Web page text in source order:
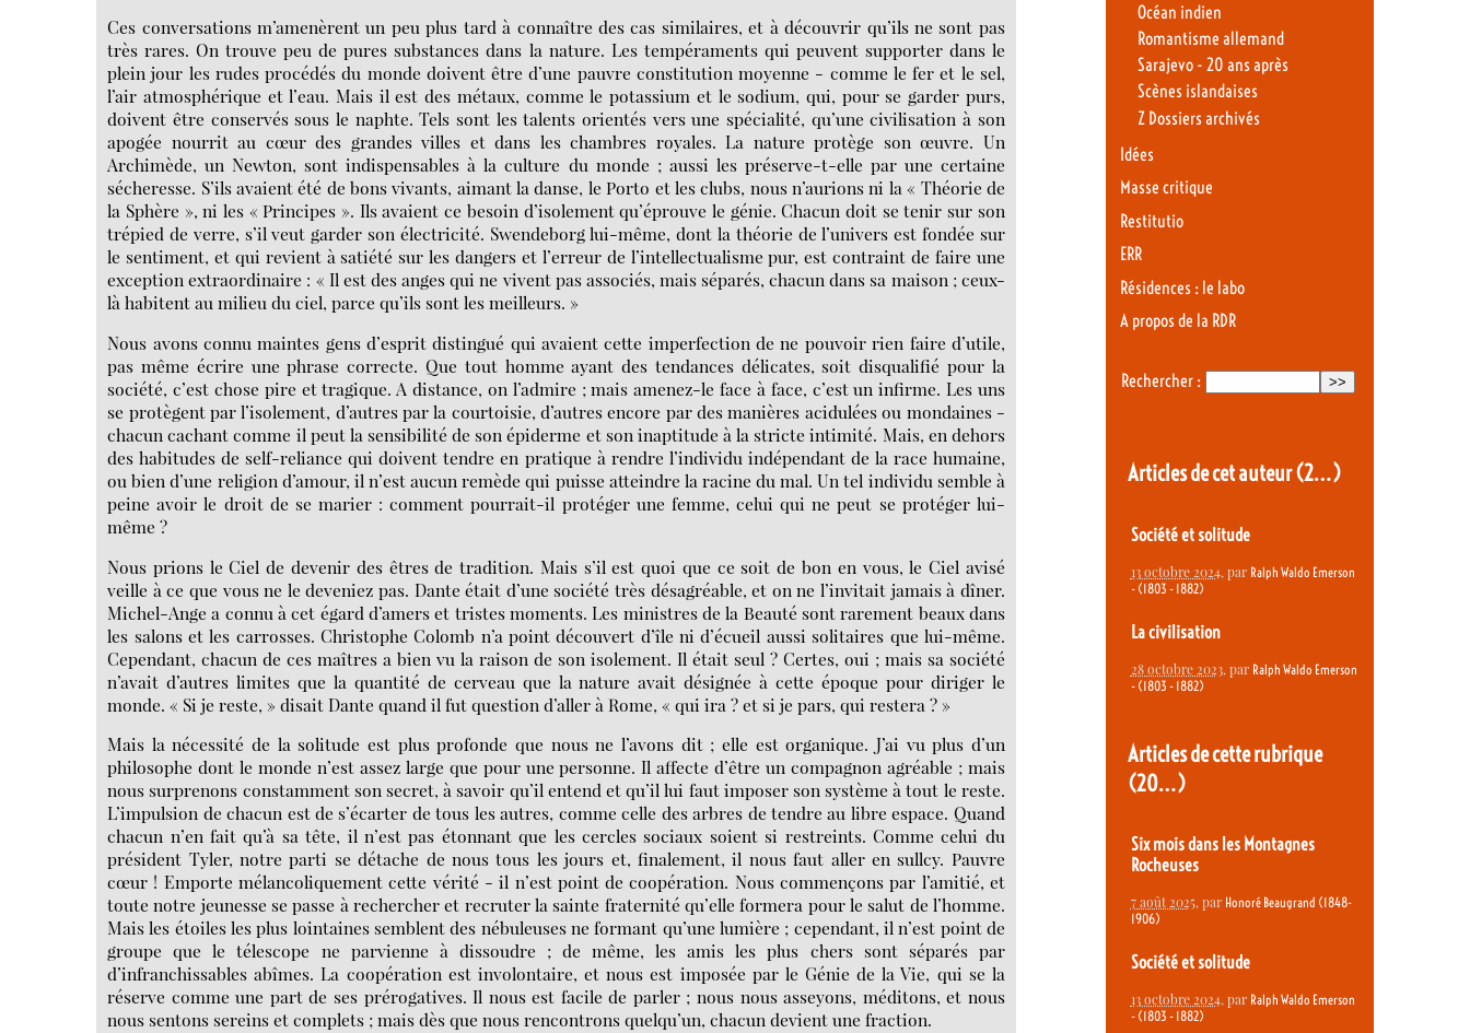
Ces conversations m’amenèrent un peu plus tard à connaître des cas similaires, et à découvrir qu’ils ne sont pas
très rares. On trouve peu de pures substances dans la nature. Les tempéraments qui peuvent supporter dans le
plein jour les rudes procédés du monde doivent être d’une pauvre constitution moyenne - comme le fer et le sel,
l’air atmosphérique et l’eau. Mais il est des métaux, comme le potassium et le sodium, qui, pour se garder purs,
doivent être conservés sous le naphte. Tels sont les talents orientés vers une spécialité, qu’une civilisation à son
apogée nourrit au cœur des grandes villes et dans les chambres royales. La nature protège son œuvre. Un
Archimède, un Newton, sont indispensables à la culture du monde ; aussi les préserve-t-elle par une certaine
sécheresse. S’ils avaient été de bons vivants, aimant la danse, le Porto et les clubs, nous n’aurions ni la « Théorie de
la Sphère », ni les « Principes ». Ils avaient ce besoin d’isolement qu’éprouve le génie. Chacun doit se tenir sur son
trépied de verre, s’il veut garder son électricité. Swendeborg lui-même, dont la théorie de l’univers est fondée sur
le sentiment, et qui revient à satiété sur les dangers et l’erreur de l’intellectualisme pur, est contraint de faire une
exception extraordinaire : « Il est des anges qui ne vivent pas associés, mais séparés, chacun dans sa maison ; ceux-
là habitent au milieu du ciel, parce qu’ils sont les meilleurs. »
Nous avons connu maintes gens d’esprit distingué qui avaient cette imperfection de ne pouvoir rien faire d’utile,
pas même écrire une phrase correcte. Que tout homme ayant des tendances délicates, soit disqualifié pour la
société, c’est chose pire et tragique. A distance, on l’admire ; mais amenez-le face à face, c’est un infirme. Les uns
se protègent par l’isolement, d’autres par la courtoisie, d’autres encore par des manières acidulées ou mondaines -
chacun cachant comme il peut la sensibilité de son épiderme et son inaptitude à la stricte intimité. Mais, en dehors
des habitudes de self-reliance qui doivent tendre en pratique à rendre l’individu indépendant de la race humaine,
ou bien d’une religion d’amour, il n’est aucun remède qui puisse atteindre la racine du mal. Un tel individu semble à
peine avoir le droit de se marier : comment pourrait-il protéger une femme, celui qui ne peut se protéger lui-
même ?
Nous prions le Ciel de devenir des êtres de tradition. Mais s’il est quoi que ce soit de bon en vous, le Ciel avisé
veille à ce que vous ne le deveniez pas. Dante était d’une société très désagréable, et on ne l’invitait jamais à dîner.
Michel-Ange a connu à cet égard d’amers et tristes moments. Les ministres de la Beauté sont rarement beaux dans
les salons et les carrosses. Christophe Colomb n’a point découvert d’île ni d’écueil aussi solitaires que lui-même.
Cependant, chacun de ces maîtres a bien vu la raison de son isolement. Il était seul ? Certes, oui ; mais sa société
n’avait d’autres limites que la quantité de cerveau que la nature avait désignée à cette époque pour diriger le
monde. « Si je reste, » disait Dante quand il fut question d’aller à Rome, « qui ira ? et si je pars, qui restera ? »
Mais la nécessité de la solitude est plus profonde que nous ne l’avons dit ; elle est organique. J’ai vu plus d’un
philosophe dont le monde n’est assez large que pour une personne. Il affecte d’être un compagnon agréable ; mais
nous surprenons constamment son secret, à savoir qu’il entend et qu’il lui faut imposer son système à tout le reste.
L’impulsion de chacun est de s’écarter de tous les autres, comme celle des arbres de tendre au libre espace. Quand
chacun n’en fait qu’à sa tête, il n’est pas étonnant que les cercles sociaux soient si restreints. Comme celui du
président Tyler, notre parti se détache de nous tous les jours et, finalement, il nous faut aller en sullcy. Pauvre
cœur ! Emporte mélancoliquement cette vérité - il n’est point de coopération. Nous commençons par l’amitié, et
toute notre jeunesse se passe à rechercher et recruter la sainte fraternité qu’elle formera pour le salut de l’homme.
Mais les étoiles les plus lointaines semblent des nébuleuses ne formant qu’une lumière ; cependant, il n’est point de
groupe que le télescope ne parvienne à dissoudre ; de même, les amis les plus chers sont séparés par
d’infranchissables abîmes. La coopération est involontaire, et nous est imposée par le Génie de la Vie, qui se la
réserve comme une part de ses prérogatives. Il nous est facile de parler ; nous nous asseyons, méditons, et nous
nous sentons sereins et complets ; mais dès que nous rencontrons quelqu’un, chacun devient une fraction.
Océan indien
Romantisme allemand
Sarajevo - 20 ans après
Scènes islandaises
Z Dossiers archivés
Idées
Masse critique
Restitutio
ERR
Résidences : le labo
A propos de la RDR
Rechercher :
Articles de cet auteur(2…)
Société et solitude
13 octobre 2024, par Ralph Waldo Emerson
- (1803 - 1882)
La civilisation
28 octobre 2023, par Ralph Waldo Emerson
- (1803 - 1882)
Articles de cette rubrique
(20…)
Six mois dans les Montagnes
Rocheuses
7 août 2025, par Honoré Beaugrand (1848-
1906)
Société et solitude
13 octobre 2024, par Ralph Waldo Emerson
- (1803 - 1882)